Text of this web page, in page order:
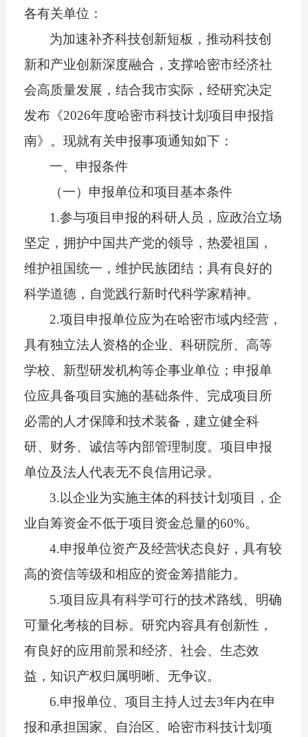
各有关单位：
为加速补齐科技创新短板 ，推动科技创
新和产业创新深度融合，支撑哈密市经济社
会高质量发展，结合我市实际， 经研究决定
发布《2026年度哈密市科技计划项目申报指
南》 。 现就有关申报事项通知如下：
一、申报条件
（一）申报单位和项目基本条件
1.参与项目申报的科研人员，应政治立场
坚定，拥护中国共产党的领导，热爱祖国，
维护祖国统一，维护民族团结；具有良好的
科学道德，自觉践行新时代科学家精神。
2.项目申报单位应为在哈密市域内经营，
具有独立法人资格的企业、科研院所、高等
学校、新型研发机构等企事业单位；申报单
位应具备项目实施的基础条件、完成项目所
必需的人才保障和技术装备，建立健全科
研、财务、诚信等内部管理制度。项目申报
单位及法人代表无不良信用记录。
3.以企业为实施主体的科技计划项目，企
业自筹资金不低于项目资金总量的60%。
4.申报单位资产及经营状态良好，具有较
高的资信等级和相应的资金筹措能力。
5.项目 应具有科学可行的技术路线、明确
可量化考核的目标。研究内容具有创新性，
有良好的应用前景和经济、社会、生态效
益，知识产权归属明晰、无争议。
6.申报单位、项目主持人过去3年内在申
报和承担国家、自治区、 哈密市科技计划项